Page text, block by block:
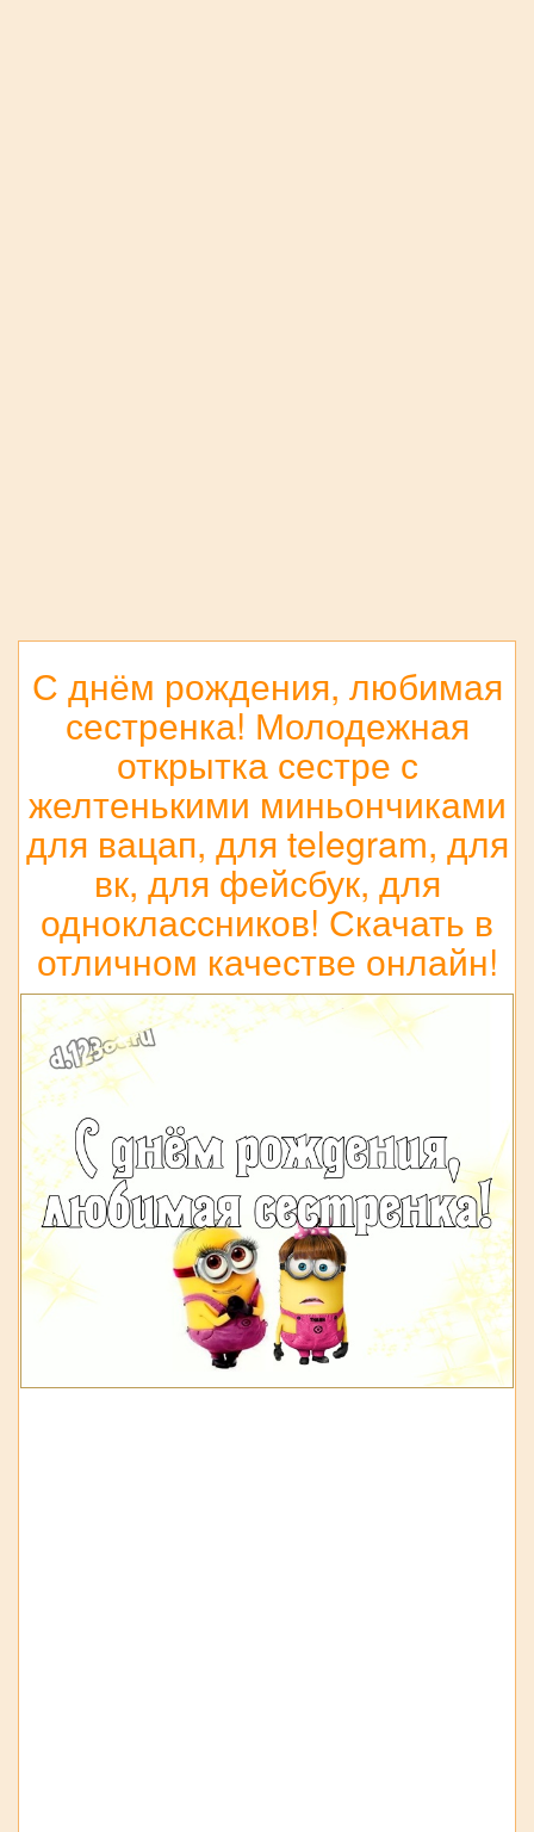
С днём рождения, любимая
сестренка! Молодежная
открытка сестре с
желтенькими миньончиками
для вацап, для telegram, для
вк, для фейсбук, для
одноклассников! Скачать в
отличном качестве онлайн!